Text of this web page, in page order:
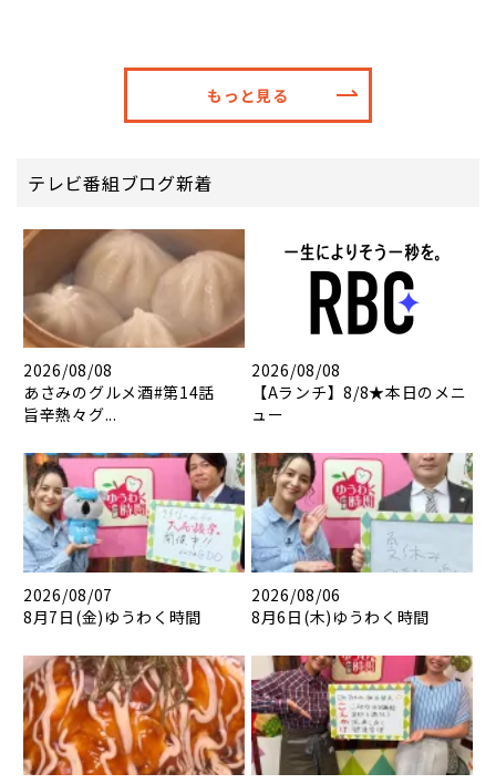
もっと見る
テレビ番組ブログ新着
2026/08/08
あさみのグルメ酒#第14話
旨辛熱々グ...
2026/08/08
【Aランチ】8/8★本日のメニ
ュー
2026/08/07
8月7日(金)ゆうわく時間
2026/08/06
8月6日(木)ゆうわく時間